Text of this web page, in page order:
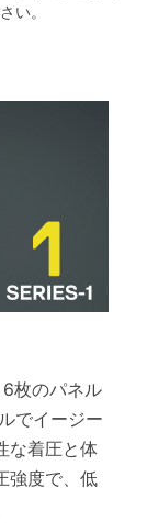
い。
枚のパネル
でイージー
な着圧と体
強度で、低